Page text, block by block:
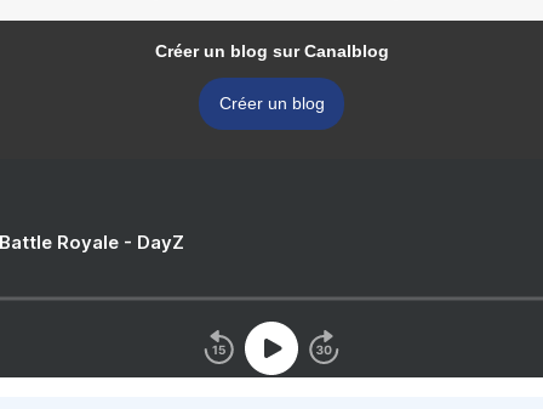
Créer un blog sur Canalblog
Créer un blog
Royale - DayZ